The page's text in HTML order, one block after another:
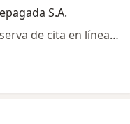
S.A.
Este especialista no ofrece reserva de cita en línea en esta dirección.